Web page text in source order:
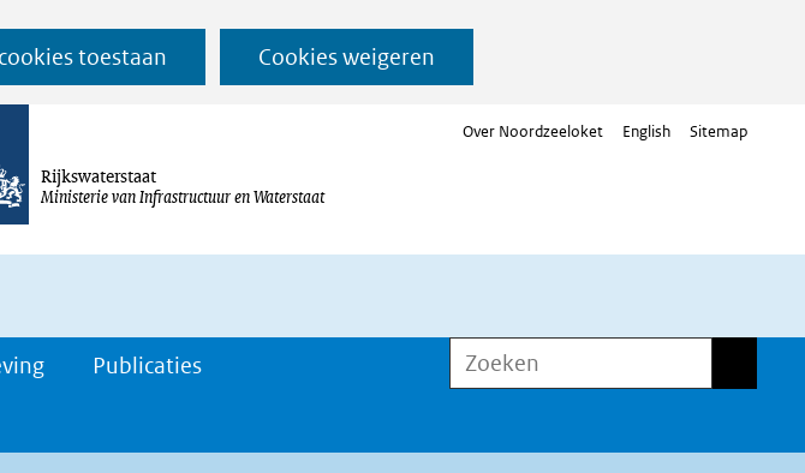
toestaan Cookies weigeren
Ga
naar
de
Rijkswaterstaat
Ministerie van Infrastructuur en Waterstaat
Over Noordzeeloket English Sitemap
Publicaties Zoeken